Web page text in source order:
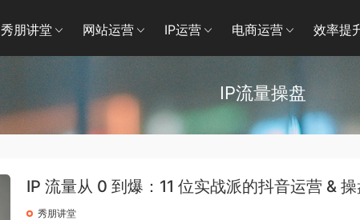
秀朋讲堂 网站运营 IP运营 电商运营 效率提
IP流量操盘
IP 流量从 0 到爆：11 位实战派的抖音运营 &
秀朋讲堂